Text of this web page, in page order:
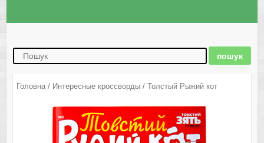
Головна/ Интересные кроссворды/ Толстый Рыжий кот